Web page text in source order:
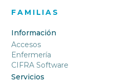
FAMILIAS
Información
Accesos
Enfermería
CIFRA Software
Servicios